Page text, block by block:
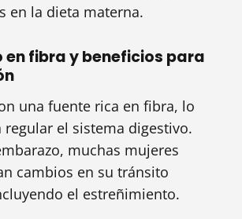
en la dieta materna.
en fibra y beneficios para
una fuente rica en fibra, lo
regular el sistema digestivo.
muchas mujeres
cambios en su tránsito
el estreñimiento.